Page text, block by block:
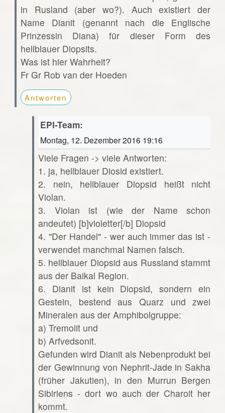
in Rusland (aber wo?). Auch existiert der
Name Dianit (genannt nach die Englische
Prinzessin Diana) für dieser Form des
hellblauer Diopsits.
Was ist hier Wahrheit?
Fr Gr Rob van der Hoeden
Antworten
EPI-Team:
Montag, 12. Dezember 2016 19:16
Viele Fragen -> viele Antworten:
1. ja, hellblauer Diosid existiert.
2. nein, hellblauer Diopsid heißt nicht
Violan.
3. Violan ist (wie der Name schon
andeutet) [b]violetter[/b] Diopsid
4. "Der Handel" - wer auch immer das ist -
verwendet manchmal Namen falsch.
5. hellblauer Diopsid aus Russland stammt
aus der Baikal Region.
6. Dianit ist kein Diopsid, sondern ein
Gestein, bestend aus Quarz und zwei
Mineralen aus der Amphibolgruppe:
a) Tremolit und
b) Arfvedsonit.
Gefunden wird Dianit als Nebenprodukt bei
der Gewinnung von Nephrit-Jade in Sakha
(früher Jakutien), in den Murrun Bergen
Sibiriens - dort wo auch der Charoit her
kommt.